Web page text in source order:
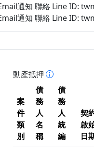
通知 聯絡 Line ID:
通知 聯絡 Line ID:
動產抵押
案
件
類
別
債
務
人
名
稱
債
務
人
統
編
契
啟
日